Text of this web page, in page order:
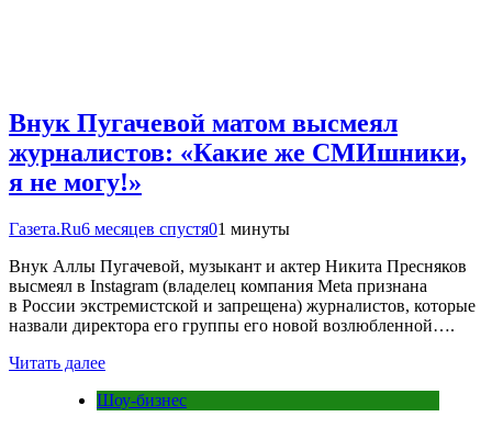
Внук Пугачевой матом высмеял
журналистов: «Какие же СМИшники,
я не могу!»
Газета.Ru6 месяцев спустя01 минуты
Внук Аллы Пугачевой, музыкант и актер Никита Пресняков
высмеял в Instagram (владелец компания Meta признана
в России экстремистской и запрещена) журналистов, которые
назвали директора его группы его новой возлюбленной….
Читать далее
Шоу-бизнес